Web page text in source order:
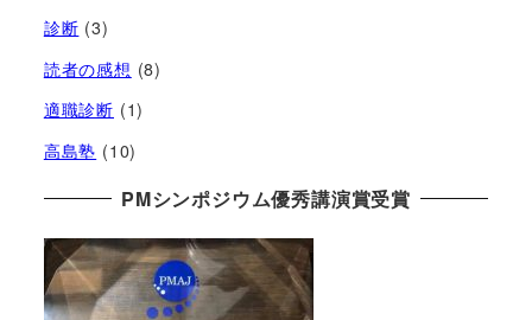
診断 (3)
読者の感想 (8)
適職診断 (1)
高島塾 (10)
PMシンポジウム優秀講演賞受賞